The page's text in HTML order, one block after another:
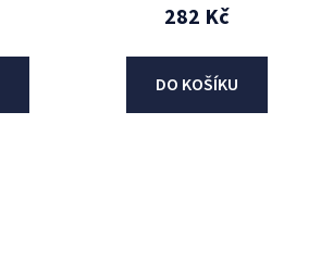
282 Kč
DO KOŠÍKU